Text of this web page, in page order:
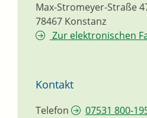
Max-Stromeyer-Straße
78467 Konstanz
Zur elektronischen
Kontakt
Telefon 07531 800-